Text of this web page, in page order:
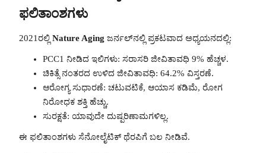
ಫಲಿತಾಂಶಗಳು
2021ರಲ್ಲಿ Nature Aging ಜರ್ನಲ್‌ನಲ್ಲಿ ಪ್ರಕಟವಾದ ಅಧ್ಯಯನದಲ್ಲಿ:
PCC1 ನೀಡಿದ ಇಲಿಗಳು: ಸರಾಸರಿ ಜೀವಿತಾವಧಿ 9% ಹೆಚ್ಚಳ.
ಚಿಕಿತ್ಸೆ ನಂತರದ ಉಳಿದ ಜೀವಿತಾವಧಿ: 64.2% ವಿಸ್ತರಣೆ.
ಆರೋಗ್ಯ ಸುಧಾರಣೆ: ಚಟುವಟಿಕೆ, ಆಯಾಸ ಕಡಿಮೆ, ರೋಗ
ನಿರೋಧಕ ಶಕ್ತಿ ಹೆಚ್ಚು.
ಸುರಕ್ಷತೆ: ಯಾವುದೇ ದುಷ್ಪರಿಣಾಮಗಳಿಲ್ಲ.
ಈ ಫಲಿತಾಂಶಗಳು ಸೆನೋಲೈಟಿಕ್ ಥೆರಪಿಗೆ ಬಲ ನೀಡಿವೆ.